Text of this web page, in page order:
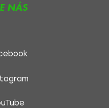
NÁS